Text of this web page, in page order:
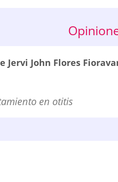
Jervi John Flores
en otitis